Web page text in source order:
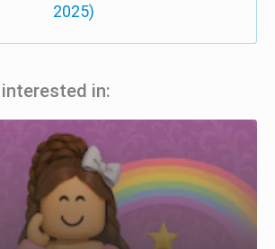
2025)
in: